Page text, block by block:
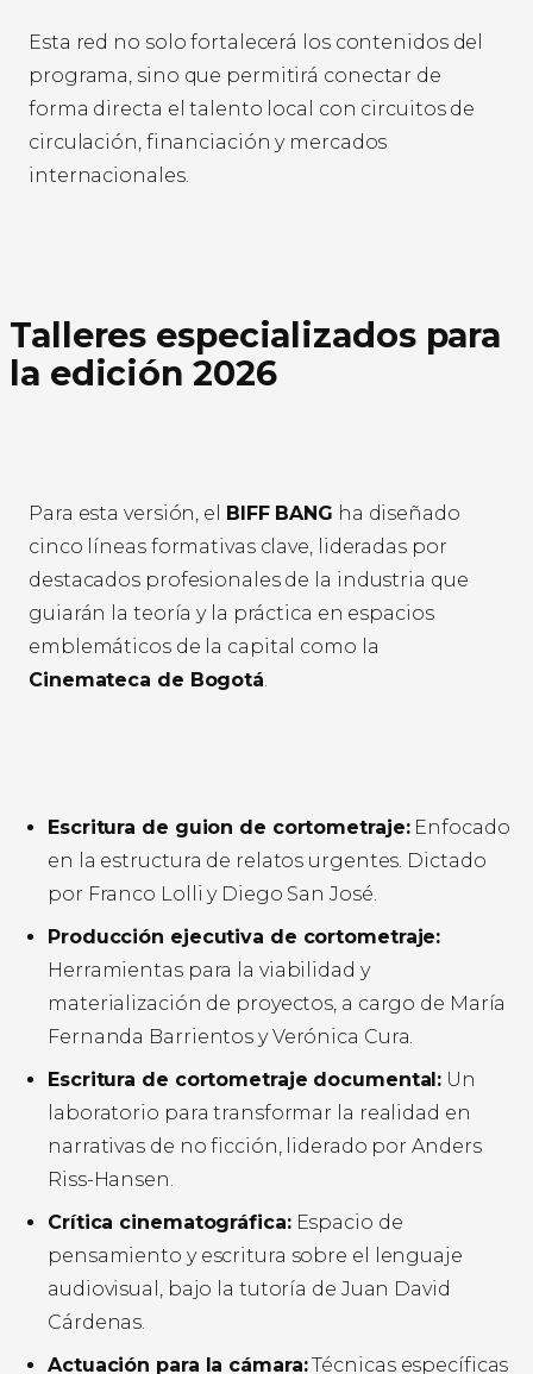
Esta red no solo fortalecerá los contenidos del
programa, sino que permitirá conectar de
forma directa el talento local con circuitos de
circulación, financiación y mercados
internacionales.
Talleres especializados para
la edición 2026
Para esta versión, el BIFF BANG ha diseñado
cinco líneas formativas clave, lideradas por
destacados profesionales de la industria que
guiarán la teoría y la práctica en espacios
emblemáticos de la capital como la
Cinemateca de Bogotá.
Escritura de guion de cortometraje:Enfocado
en la estructura de relatos urgentes. Dictado
por Franco Lolli y Diego San José.
Producción ejecutiva de cortometraje:
Herramientas para la viabilidad y
materialización de proyectos, a cargo de María
Fernanda Barrientos y Verónica Cura.
Escritura de cortometraje documental: Un
laboratorio para transformar la realidad en
narrativas de no ficción, liderado por Anders
Riss-Hansen.
Crítica cinematográfica:Espacio de
pensamiento y escritura sobre el lenguaje
audiovisual, bajo la tutoría de Juan David
Cárdenas.
Actuación para la cámara:Técnicas específicas